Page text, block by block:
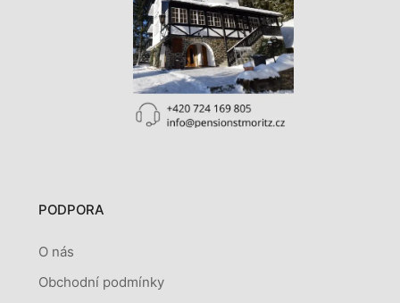
PODPORA
O nás
Obchodní podmínky